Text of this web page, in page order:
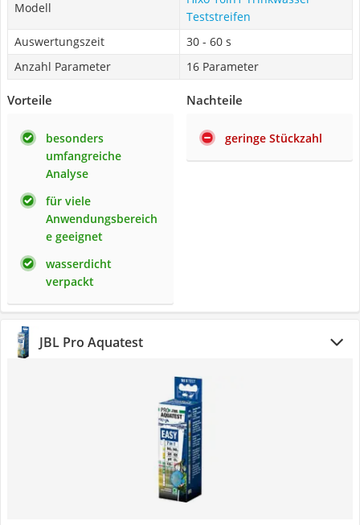
Modell
Teststreifen
Auswertungszeit
30 - 60 s
Anzahl Parameter
16 Parameter
Vorteile
besonders
umfangreiche
Analyse
für viele
Anwendungsbereich
e geeignet
wasserdicht
verpackt
Nachteile
geringe Stückzahl
JBL Pro Aquatest